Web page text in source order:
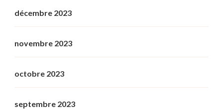
décembre 2023
novembre 2023
octobre 2023
septembre 2023